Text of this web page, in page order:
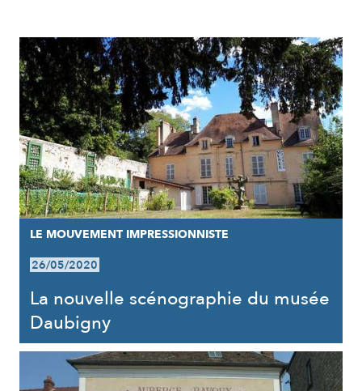
RÉSULTATS
LE MOUVEMENT IMPRESSIONNISTE
26/05/2020
La nouvelle scénographie du musée
Daubigny